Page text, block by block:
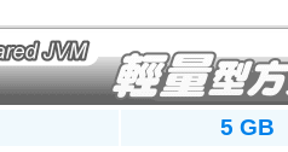
5 GB